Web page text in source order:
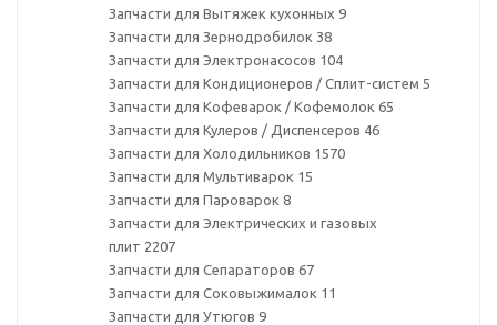
Запчасти для Вытяжек кухонных 9
Запчасти для Зернодробилок 38
Запчасти для Электронасосов 104
Запчасти для Кондиционеров / Сплит-систем 5
Запчасти для Кофеварок / Кофемолок 65
Запчасти для Кулеров / Диспенсеров 46
Запчасти для Холодильников 1570
Запчасти для Мультиварок 15
Запчасти для Пароварок 8
Запчасти для Электрических и газовых
плит 2207
Запчасти для Сепараторов 67
Запчасти для Соковыжималок 11
Запчасти для Утюгов 9